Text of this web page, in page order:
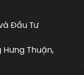
Đầu Tư
Hưng Thuận,